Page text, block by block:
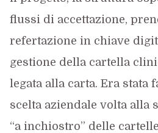
flussi di accettazione,
refertazione in chiave
gestione della cartella
legata alla carta. Era stata
scelta aziendale volta alla
“a inchiostro” delle